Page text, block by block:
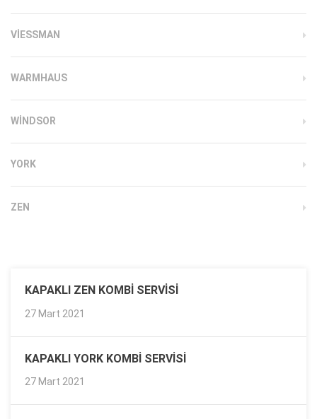
VIESSMAN
WARMHAUS
WINDSOR
YORK
ZEN
KAPAKLI ZEN KOMBI SERVISI
27 Mart 2021
KAPAKLI YORK KOMBI SERVISI
27 Mart 2021